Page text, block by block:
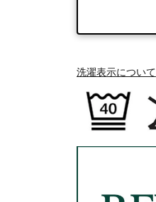
洗濯表示について